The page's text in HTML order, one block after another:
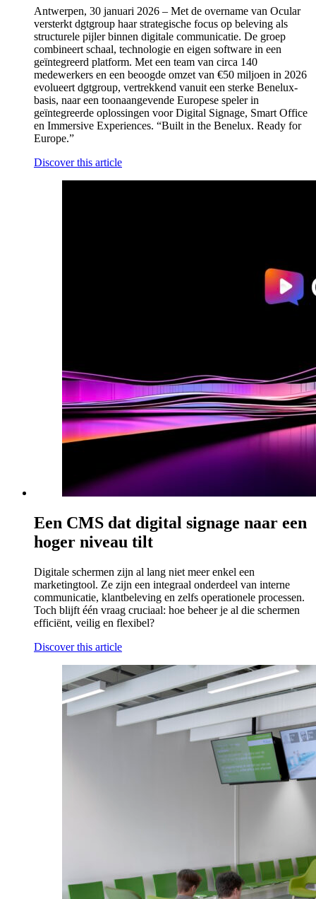
Antwerpen, 30 januari 2026 – Met de overname van Ocular
versterkt dgtgroup haar strategische focus op beleving als
structurele pijler binnen digitale communicatie. De groep
combineert schaal, technologie en eigen software in een
geïntegreerd platform. Met een team van circa 140
medewerkers en een beoogde omzet van €50 miljoen in 2026
evolueert dgtgroup, vertrekkend vanuit een sterke Benelux-
basis, naar een toonaangevende Europese speler in
geïntegreerde oplossingen voor Digital Signage, Smart Office
en Immersive Experiences. “Built in the Benelux. Ready for
Europe.”
Discover this article
Een CMS dat digital signage naar een
hoger niveau tilt
Digitale schermen zijn al lang niet meer enkel een
marketingtool. Ze zijn een integraal onderdeel van interne
communicatie, klantbeleving en zelfs operationele processen.
Toch blijft één vraag cruciaal: hoe beheer je al die schermen
efficiënt, veilig en flexibel?
Discover this article